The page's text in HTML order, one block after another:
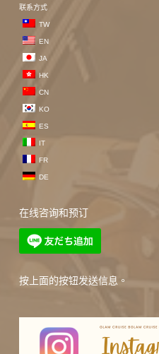
联系方式
TW
EN
JA
HK
CN
KO
ES
IT
FR
DE
在线咨询和预订
按上面的按钮发送信息。